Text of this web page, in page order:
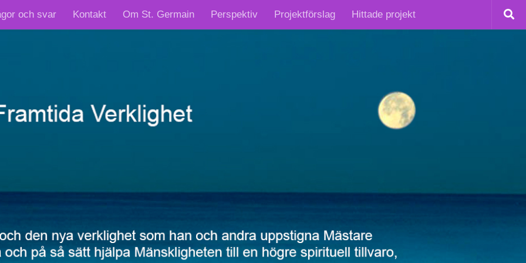
och svar Kontakt Om St. Germain Perspektiv Projektförslag Hittade projekt